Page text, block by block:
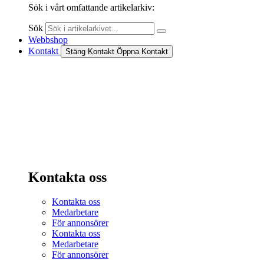
Sök i vårt omfattande artikelarkiv:
Sök
Webbshop
Kontakt
Stäng Kontakt Öppna Kontakt
Kontakta oss
Kontakta oss
Medarbetare
För annonsörer
Kontakta oss
Medarbetare
För annonsörer